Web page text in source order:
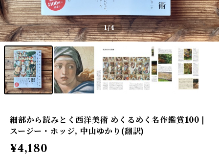
1/4
細部から読みとく西洋美術 めくるめく名作鑑賞100 |
スージー・ホッジ, 中山ゆかり(翻訳)
¥4,180